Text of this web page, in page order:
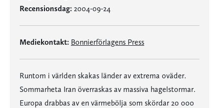
Recensionsdag: 2004-09-24
Mediekontakt: Bonnierförlagens Press
Runtom i världen skakas länder av extrema oväder.
Sommarheta Iran överraskas av massiva hagelstormar.
Europa drabbas av en värmebölja som skördar 20 000